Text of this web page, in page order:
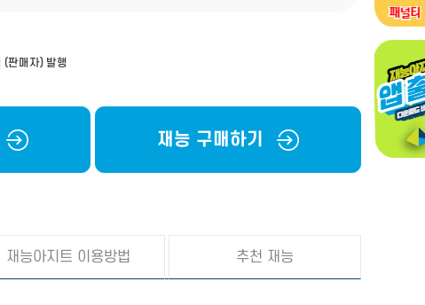
(판매자) 발행
재능 구매하기
재능아지트 이용방법 추천 재능